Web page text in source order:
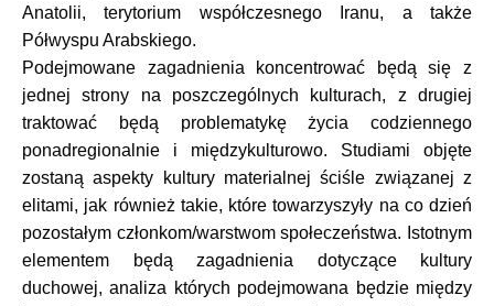
Anatolii, terytorium współczesnego Iranu, a także
Półwyspu Arabskiego.
Podejmowane zagadnienia koncentrować będą się z
jednej strony na poszczególnych kulturach, z drugiej
traktować będą problematykę życia codziennego
ponadregionalnie i międzykulturowo. Studiami objęte
zostaną aspekty kultury materialnej ściśle związanej z
elitami, jak również takie, które towarzyszyły na co dzień
pozostałym członkom/warstwom społeczeństwa. Istotnym
elementem będą zagadnienia dotyczące kultury
duchowej, analiza których podejmowana będzie między